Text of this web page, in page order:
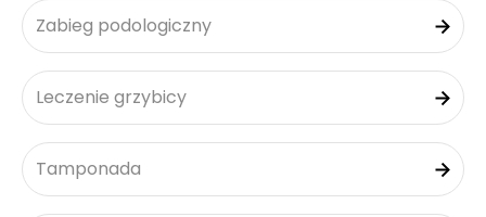
Zabieg podologiczny
Leczenie grzybicy
Tamponada